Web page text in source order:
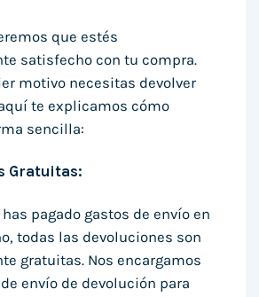
que estés
satisfecho con tu compra.
motivo necesitas devolver
te explicamos cómo
sencilla:
Gratuitas:
pagado gastos de envío en
todas las devoluciones son
gratuitas. Nos encargamos
envío de devolución para